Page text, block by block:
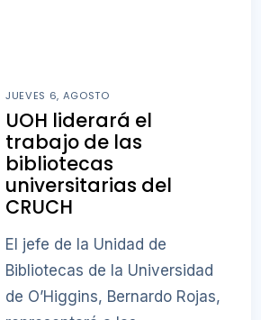
JUEVES 6, AGOSTO
UOH liderará el
trabajo de las
bibliotecas
universitarias del
CRUCH
El jefe de la Unidad de
Bibliotecas de la Universidad
de O’Higgins, Bernardo Rojas,